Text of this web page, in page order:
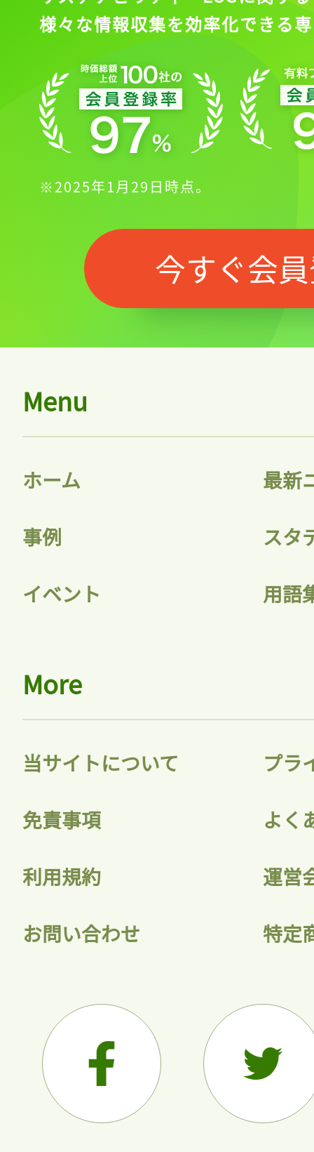
記事をお気に入りに
会員登録
様々な情報収集を効率化できる
※2025年1月29日時点。
今すぐ会
Menu
ホーム 最新
事例 スタ
イベント 用語
More
当サイトについて プラ
免責事項 よく
利用規約 運営
お問い合わせ 特定